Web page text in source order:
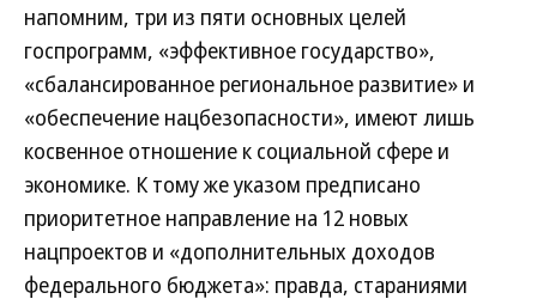
напомним, три из пяти основных целей
госпрограмм, «эффективное государство»,
«сбалансированное региональное развитие» и
«обеспечение нацбезопасности», имеют лишь
косвенное отношение к социальной сфере и
экономике. К тому же указом предписано
приоритетное направление на 12 новых
нацпроектов и «дополнительных доходов
федерального бюджета»: правда, стараниями